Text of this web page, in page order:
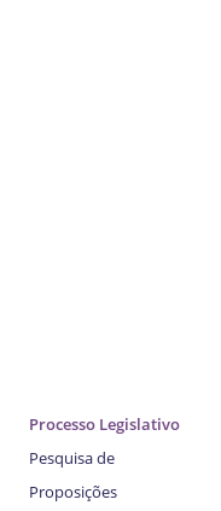
Processo Legislativo
Pesquisa de
Proposições